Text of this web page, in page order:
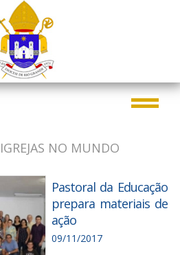
NO MUNDO
Pastoral da Educação
prepara materiais de
ação
09/11/2017